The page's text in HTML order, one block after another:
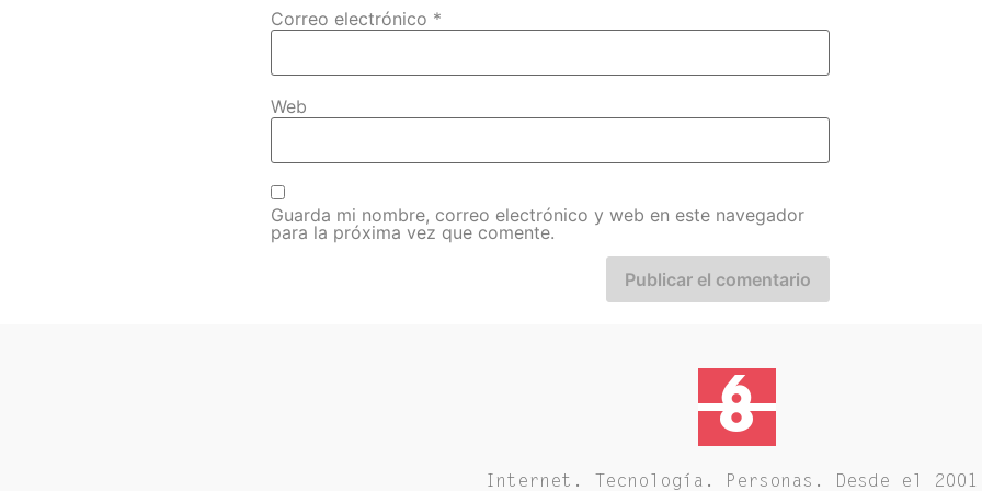
Correo electrónico *
Web
Guarda mi nombre, correo electrónico y web en este navegador
para la próxima vez que comente.
Internet. Tecnología. Personas. Desde el